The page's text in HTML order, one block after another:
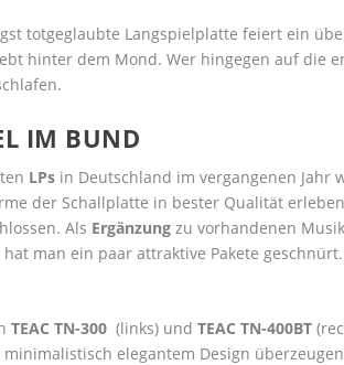
totgeglaubte Langspielplatte feiert ein
hinter dem Mond. Wer hingegen auf die
IM BUND
LPs in Deutschland im vergangenen Jahr
der Schallplatte in bester Qualität
Als Ergänzung zu vorhandenen
hat man ein paar attraktive Pakete geschnürt.
TEAC TN-300 (links) und TEAC TN-400BT
minimalistisch elegantem Design